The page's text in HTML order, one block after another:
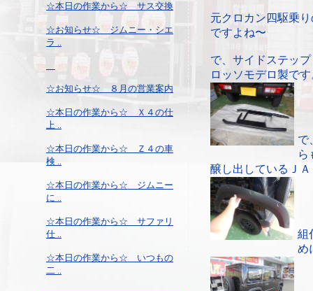
☆本日の作業から☆ サス交換
☆お知らせ☆ ジムニー・シエ
ラ ..
☆お知らせ☆ ８月の営業案内
☆本日の作業から☆ Ｘ４の仕
上 ..
☆本日の作業から☆ Ｚ４の車
検 ..
☆本日の作業から☆ ジムニー
に ..
☆本日の作業から☆ サファリ
仕 ..
☆本日の作業から☆ いつもの
二 ..
元クロカン四駆乗
ですよね〜
で、サイドステッ
ロッソモデロ製で
で
ら
醸し出しているＪ
組
め